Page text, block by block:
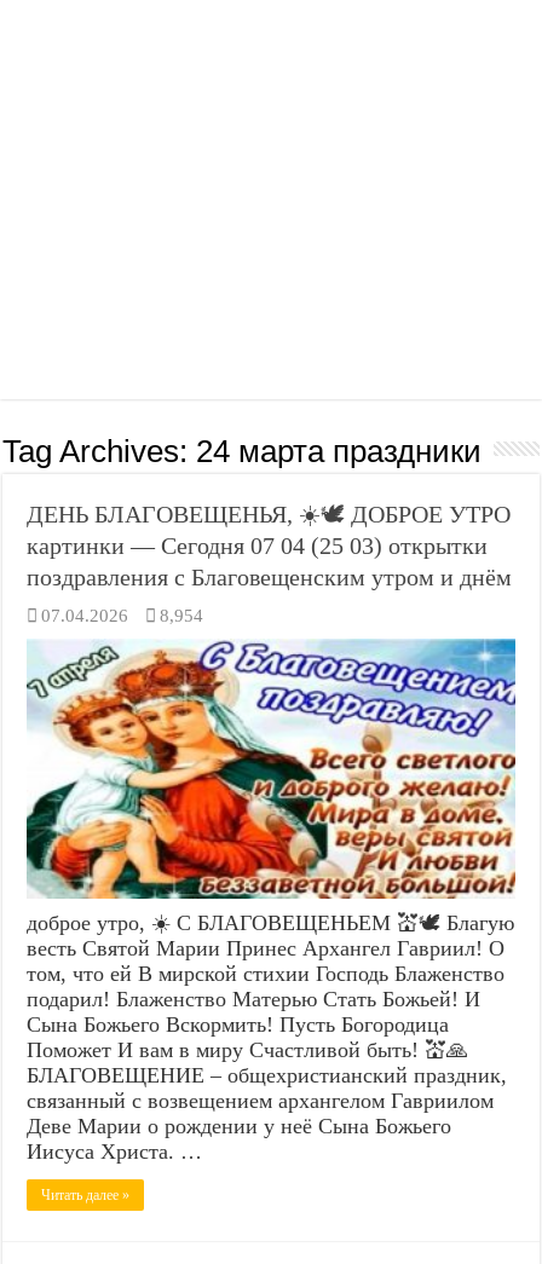
Tag Archives: 24 марта праздники
ДЕНЬ БЛАГОВЕЩЕНЬЯ, ☀️🕊️ ДОБРОЕ УТРО
картинки — Сегодня 07 04 (25 03) открытки
поздравления с Благовещенским утром и днём
07.04.2026 8,954
доброе утро, ☀️ С БЛАГОВЕЩЕНЬЕМ 💒🕊️ Благую
весть Святой Марии Принес Архангел Гавриил! О
том, что ей В мирской стихии Господь Блаженство
подарил! Блаженство Матерью Стать Божьей! И
Сына Божьего Вскормить! Пусть Богородица
Поможет И вам в миру Счастливой быть! 💒🙏
БЛАГОВЕЩЕНИЕ – общехристианский праздник,
связанный с возвещением архангелом Гавриилом
Деве Марии о рождении у неё Сына Божьего
Иисуса Христа. …
Читать далее »